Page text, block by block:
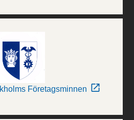
Företagsminnen